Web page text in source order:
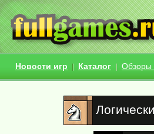
Новости игр Каталог Обзоры